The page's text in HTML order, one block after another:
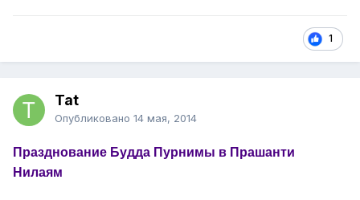
1
Tat
Опубликовано 14 мая, 2014
Празднование Будда Пурнимы в Прашанти
Нилаям